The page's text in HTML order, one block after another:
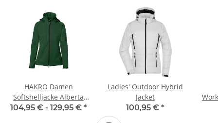
HAKRO Damen
Softshelljacke Alberta
Damen
104,95 € - 129,95 € *
Ladies' Outdoor Hybrid
Jacket
100,95 € *